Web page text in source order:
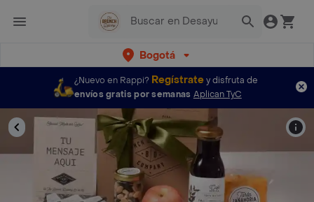
Bogotá
¿Nuevo en Rappi? Regístratey disfruta de
envíos gratis por semanas Aplican TyC